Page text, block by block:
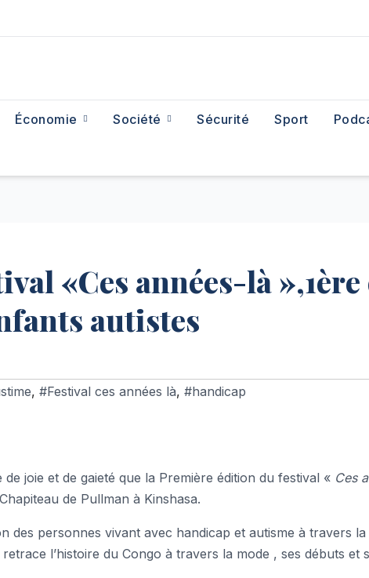
Économie Société Sécurité Sport
«Ces années-là
autistes
, #Festival ces années là, #handicap
de joie et de gaieté que la Première édition du festival « Ces
de Pullman à Kinshasa.
des personnes vivant avec handicap et autisme à travers
l’histoire du Congo à travers la mode , ses débuts et